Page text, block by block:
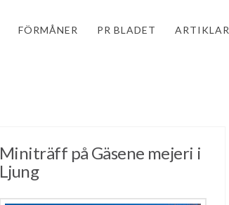
FÖRMÅNER PR BLADET ARTIKLAR
Miniträff på Gäsene mejeri i
Ljung